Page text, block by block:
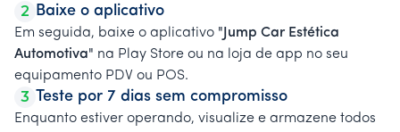
2 Baixe o aplicativo
Em seguida, baixe o aplicativo "Jump Car Estética
Automotiva" na Play Store ou na loja de app no seu
equipamento PDV ou POS.
3 Teste por 7 dias sem compromisso
Enquanto estiver operando, visualize e armazene todos